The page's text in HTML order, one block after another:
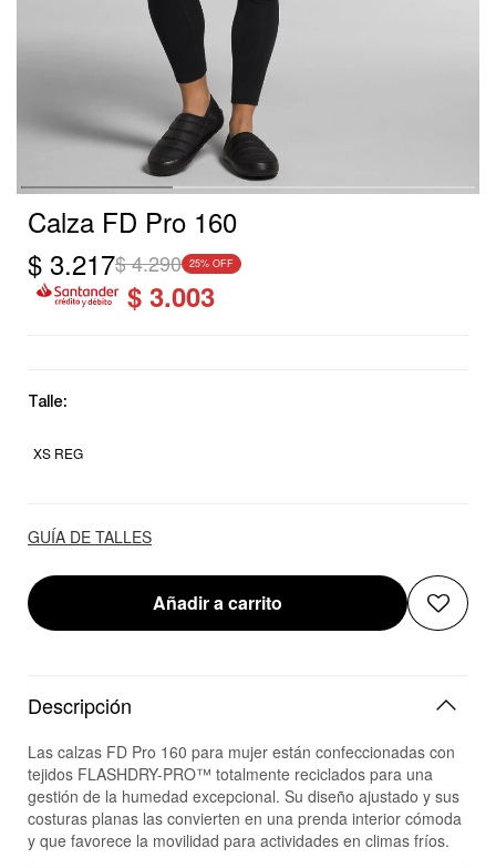
Calza FD Pro 160
$ 3.217$4.290 25
$ 3.003
Talle:
XS REG
GUÍA DE TALLES
Añadir a carrito
Descripción
Las calzas FD Pro 160 para mujer están confeccionadas con
tejidos FLASHDRY-PRO™ totalmente reciclados para una
gestión de la humedad excepcional. Su diseño ajustado y sus
costuras planas las convierten en una prenda interior cómoda
y que favorece la movilidad para actividades en climas fríos.